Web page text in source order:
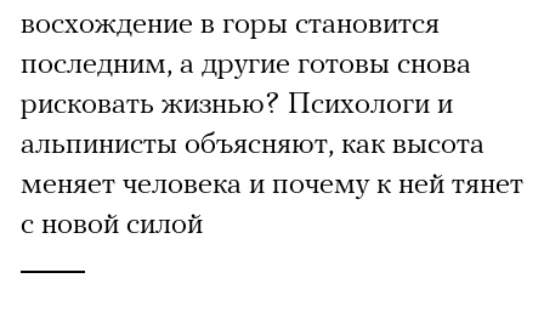
восхождение в горы становится
последним, а другие готовы снова
рисковать жизнью? Психологи и
альпинисты объясняют, как высота
меняет человека и почему к ней тянет
с новой силой